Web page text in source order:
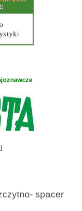
spacer